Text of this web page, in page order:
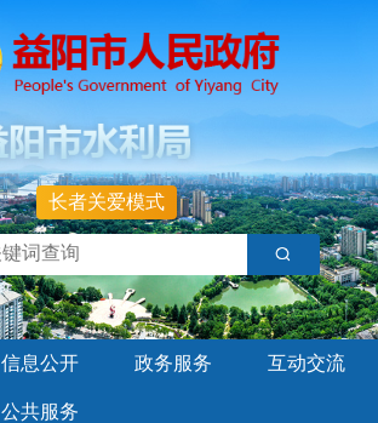
长者关爱模式
信息公开 政务服务 互动交流
公共服务